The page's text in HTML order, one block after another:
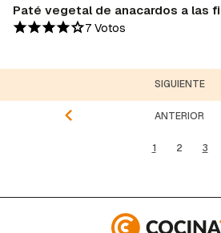
Paté vegetal de anacardos a las
7 Votos
ANTERIOR
1 2 3
SIGUIENTE